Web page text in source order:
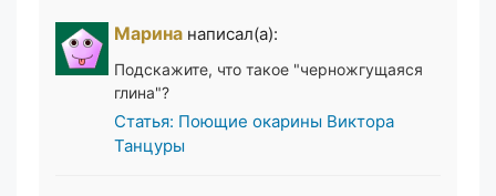
Марина написал(а):
Подскажите, что такое "черножгущаяся
глина"?
Статья: Поющие окарины Виктора
Танцуры